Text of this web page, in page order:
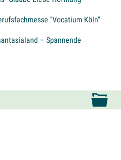
"Vocatium Köln"
– Spannende